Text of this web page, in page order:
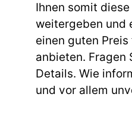
Ihnen somit
weitergeben und
einen guten
anbieten. Fragen
Details. Wie
und vor allem